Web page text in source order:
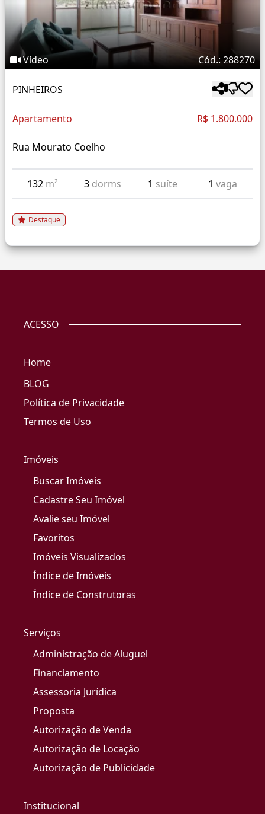
Vídeo Cód.: 288270
PINHEIROS
Apartamento R$ 1.800.000
Rua Mourato Coelho
132 m² 3 dorms 1 suíte 1 vaga
Destaque
ACESSO
Home
BLOG
Política de Privacidade
Termos de Uso
Imóveis
Buscar Imóveis
Cadastre Seu Imóvel
Avalie seu Imóvel
Favoritos
Imóveis Visualizados
Índice de Imóveis
Índice de Construtoras
Serviços
Administração de Aluguel
Financiamento
Assessoria Jurídica
Proposta
Autorização de Venda
Autorização de Locação
Autorização de Publicidade
Institucional